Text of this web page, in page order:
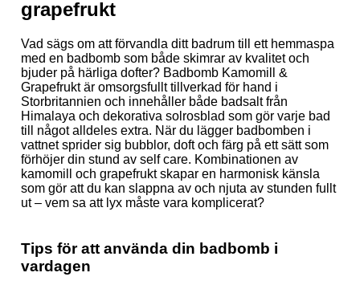
grapefrukt
Vad sägs om att förvandla ditt badrum till ett hemmaspa
med en badbomb som både skimrar av kvalitet och
bjuder på härliga dofter? Badbomb Kamomill &
Grapefrukt är omsorgsfullt tillverkad för hand i
Storbritannien och innehåller både badsalt från
Himalaya och dekorativa solrosblad som gör varje bad
till något alldeles extra. När du lägger badbomben i
vattnet sprider sig bubblor, doft och färg på ett sätt som
förhöjer din stund av self care. Kombinationen av
kamomill och grapefrukt skapar en harmonisk känsla
som gör att du kan slappna av och njuta av stunden fullt
ut – vem sa att lyx måste vara komplicerat?
Tips för att använda din badbomb i
vardagen